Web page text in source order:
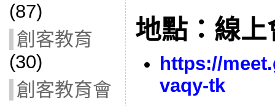
(87)
創客教育
(30)
創客教育會
地點：線上
https://
vaqy-tk